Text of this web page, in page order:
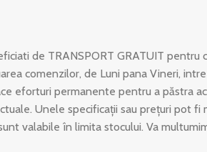
de TRANSPORT GRATUIT
comenzilor, de Luni pana Vineri,
eforturi permanente pentru a păstra
Unele specificații sau prețuri pot
valabile în limita stocului. Va